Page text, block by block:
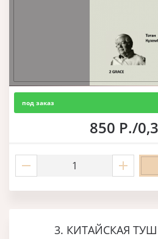
под заказ
850 Р./
3. КИТАЙСКАЯ